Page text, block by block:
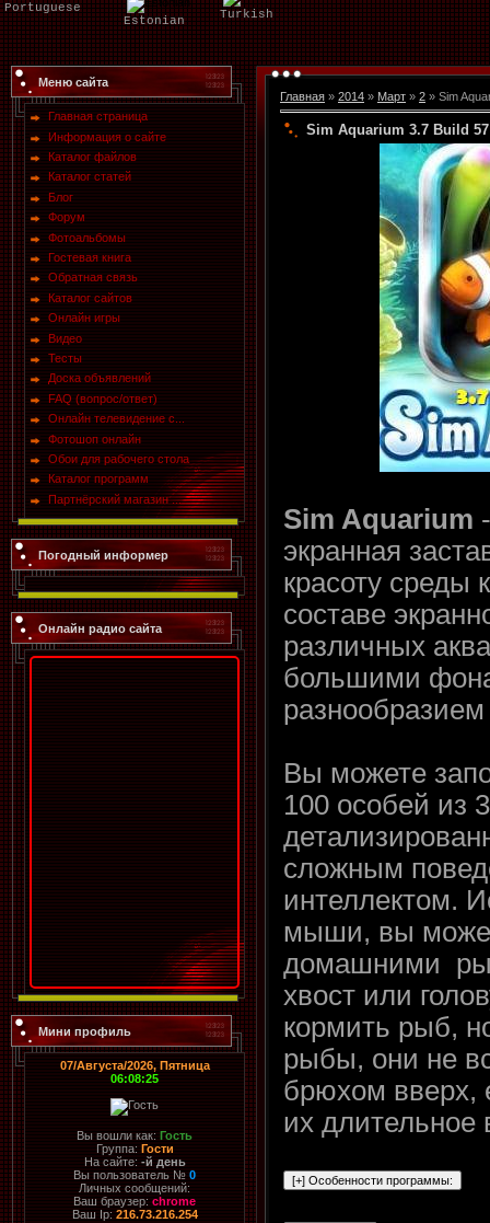
Portuguese
Estonian Turkish
Меню сайта
Главная страница
Информация о сайте
Каталог файлов
Каталог статей
Блог
Форум
Фотоальбомы
Гостевая книга
Обратная связь
Каталог сайтов
Онлайн игры
Видео
Тесты
Доска объявлений
FAQ (вопрос/ответ)
Онлайн телевидение с...
Фотошоп онлайн
Обои для рабочего стола
Каталог программ
Партнёрский магазин ...
Погодный информер
Онлайн радио сайта
Мини профиль
07/Августа/2026, Пятница
06:08:25
Вы вошли как: Гость
Группа: Гости
На сайте: -й день
Вы пользователь № 0
Личных сообщений:
Ваш браузер: chrome
Ваш Ip:216.73.216.254
Главная » 2014 » Март » 2 » Sim
Sim Aquarium 3.7 Build
Sim Aquarium
экранная
красоту среды
составе
различных
большими
Вы можете
100 особей из
сложным
интеллектом.
мыши, вы
домашними
хвост или
кормить рыб,
рыбы, они не
брюхом вверх,
их длительное